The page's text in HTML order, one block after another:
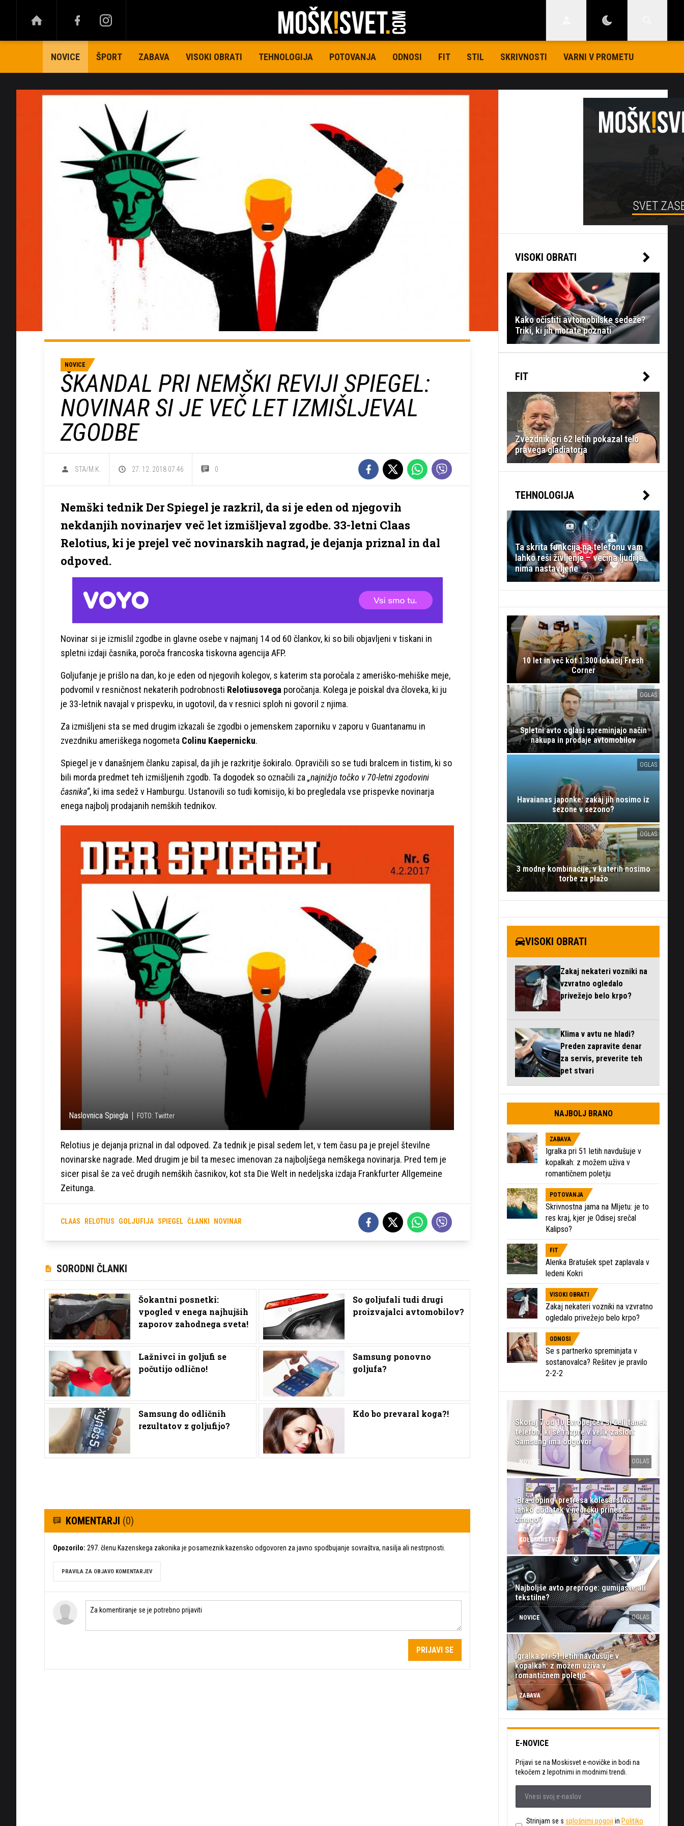
NOVICE ŠPORT ZABAVA VISOKI OBRATI TEHNOLOGIJA POTOVANJA ODNOSI FIT STIL SKRIVNOSTI VARNI V PROMETU
NOVICE
ŠKANDAL PRI NEMŠKI REVIJI SPIEGEL:
NOVINAR SI JE VEČ LET IZMIŠLJEVAL
ZGODBE
STA/M.K. 27. 12. 2018 07.46 0
Nemški tednik Der Spiegel je razkril, da si je eden od njegovih
nekdanjih novinarjev več let izmišljeval zgodbe. 33-letni Claas
Relotius, ki je prejel več novinarskih nagrad, je dejanja priznal in dal
odpoved.
Novinar si je izmislil zgodbe in glavne osebe v najmanj 14 od 60 člankov, ki so bili objavljeni v tiskani in
spletni izdaji časnika, poroča francoska tiskovna agencija AFP.
Goljufanje je prišlo na dan, ko je eden od njegovih kolegov, s katerim sta poročala z ameriško-mehiške meje,
podvomil v resničnost nekaterih podrobnosti Relotiusovega poročanja. Kolega je poiskal dva človeka, ki ju
je 33-letnik navajal v prispevku, in ugotovil, da v resnici sploh ni govoril z njima.
Za izmišljeni sta se med drugim izkazali še zgodbi o jemenskem zaporniku v zaporu v Guantanamu in
zvezdniku ameriškega nogometa Colinu Kaepernicku.
Spiegel je v današnjem članku zapisal, da jih je razkritje šokiralo. Opravičili so se tudi bralcem in tistim, ki so
bili morda predmet teh izmišljenih zgodb. Ta dogodek so označili za „najnižjo točko v 70-letni zgodovini
časnika“, ki ima sedež v Hamburgu. Ustanovili so tudi komisijo, ki bo pregledala vse prispevke novinarja
enega najbolj prodajanih nemških tednikov.
Naslovnica Spiegla FOTO: Twitter
Relotius je dejanja priznal in dal odpoved. Za tednik je pisal sedem let, v tem času pa je prejel številne
novinarske nagrade. Med drugim je bil ta mesec imenovan za najboljšega nemškega novinarja. Pred tem je
sicer pisal še za več drugih nemških časnikov, kot sta Die Welt in nedeljska izdaja Frankfurter Allgemeine
Zeitunga.
CLAAS RELOTIUS GOLJUFIJA SPIEGEL ČLANKI NOVINAR
SORODNI ČLANKI
Šokantni posnetki:
vpogled v enega najhujših
zaporov zahodnega sveta!
So goljufali tudi drugi
proizvajalci avtomobilov?
Lažnivci in goljufi se
počutijo odlično!
Samsung ponovno
goljufa?
Samsung do odličnih
rezultatov z goljufijo?
Kdo bo prevaral koga?!
KOMENTARJI (0)
Opozorilo: 297. členu Kazenskega zakonika je posameznik kazensko odgovoren za javno spodbujanje sovraštva, nasilja ali nestrpnosti.
PRAVILA ZA OBJAVO KOMENTARJEV
PRIJAVI SE
VISOKI OBRATI
Kako očistiti avtomobilske sedeže?
Triki, ki jih morate poznati
FIT
Zvezdnik pri 62 letih pokazal telo
pravega gladiatorja
TEHNOLOGIJA
Ta skrita funkcija na telefonu vam
lahko reši življenje – večina ljudi je
nima nastavljene
10 let in več kot 1.300 lokacij Fresh
Corner
OGLAS
Spletni avto oglasi spreminjajo način
nakupa in prodaje avtomobilov
OGLAS
Havaianas japonke: zakaj jih nosimo iz
sezone v sezono?
OGLAS
3 modne kombinacije, v katerih nosimo
torbe za plažo
VISOKI OBRATI
Zakaj nekateri vozniki na
vzvratno ogledalo
privežejo belo krpo?
Klima v avtu ne hladi?
Preden zapravite denar
za servis, preverite teh
pet stvari
NAJBOLJ BRANO
ZABAVA
Igralka pri 51 letih navdušuje v
kopalkah: z možem uživa v
romantičnem poletju
POTOVANJA
Skrivnostna jama na Mljetu: je to
res kraj, kjer je Odisej srečal
Kalipso?
FIT
Alenka Bratušek spet zaplavala v
ledeni Kokri
VISOKI OBRATI
Zakaj nekateri vozniki na vzvratno
ogledalo privežejo belo krpo?
ODNOSI
Se s partnerko spreminjata v
sostanovalca? Rešitev je pravilo
2-2-2
Skoraj 7 od 10 Evropejcev si želi tanek
telefon, ki se razpre v velik zaslon:
Samsung ima odgovor
NOVICE OGLAS
'Bra doping' pretresa kolesarstvo:
lahko dodatek v nedrčku prinese
zmago?
KOLESARSTVO
Najboljše avto preproge: gumijaste ali
tekstilne?
NOVICE OGLAS
Igralka pri 51 letih navdušuje v
kopalkah: z možem uživa v
romantičnem poletju
ZABAVA
E-NOVICE
Prijavi se na Moskisvet e-novičke in bodi na
tekočem z lepotnimi in modnimi trendi.
Strinjam se s splošnimi pogoji in Politiko